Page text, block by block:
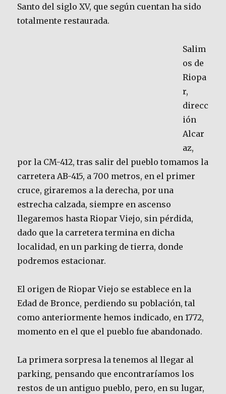
Santo del siglo XV, que según cuentan ha sido
totalmente restaurada.
Salim
os de
Riopa
r,
direcc
ión
Alcar
az,
por la CM-412, tras salir del pueblo tomamos la
carretera AB-415, a 700 metros, en el primer
cruce, giraremos a la derecha, por una
estrecha calzada, siempre en ascenso
llegaremos hasta Riopar Viejo, sin pérdida,
dado que la carretera termina en dicha
localidad, en un parking de tierra, donde
podremos estacionar.
El origen de Riopar Viejo se establece en la
Edad de Bronce, perdiendo su población, tal
como anteriormente hemos indicado, en 1772,
momento en el que el pueblo fue abandonado.
La primera sorpresa la tenemos al llegar al
parking, pensando que encontraríamos los
restos de un antiguo pueblo, pero, en su lugar,